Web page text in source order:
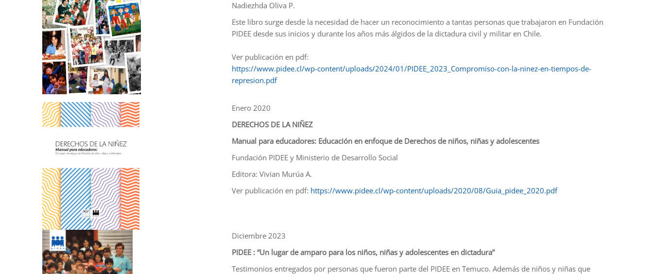
Nadiezhda Oliva P.
Este libro surge desde la necesidad de hacer un reconocimiento a tantas personas que trabajaron en Fundación
PIDEE desde sus inicios y durante los años más álgidos de la dictadura civil y militar en Chile.
Ver publicación en pdf:
https://www.pidee.cl/wp-content/uploads/2024/01/PIDEE_2023_Compromiso-con-la-ninez-en-tiempos-de-
represion.pdf
Enero 2020
DERECHOS DE LA NIÑEZ
Manual para educadores: Educación en enfoque de Derechos de niños, niñas y adolescentes
Fundación PIDEE y Ministerio de Desarrollo Social
Editora: Vivian Murúa A.
Ver publicación en pdf: https://www.pidee.cl/wp-content/uploads/2020/08/Guia_pidee_2020.pdf
Diciembre 2023
PIDEE : “Un lugar de amparo para los niños, niñas y adolescentes en dictadura”
Testimonios entregados por personas que fueron parte del PIDEE en Temuco. Además de niños y niñas que